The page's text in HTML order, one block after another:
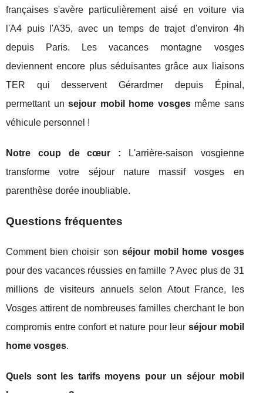
françaises s'avère particulièrement aisé en voiture via
l'A4 puis l'A35, avec un temps de trajet d'environ 4h
depuis Paris. Les vacances montagne vosges
deviennent encore plus séduisantes grâce aux liaisons
TER qui desservent Gérardmer depuis Épinal,
permettant unsejour mobil home vosgesmême sans
véhicule personnel !
Notre coup de cœur : L'arrière-saison vosgienne
transforme votre séjour nature massif vosges en
parenthèse dorée inoubliable.
Questions fréquentes
Comment bien choisir son séjour mobil home vosges
pour des vacances réussies en famille ? Avec plus de 31
millions de visiteurs annuels selon Atout France, les
Vosges attirent de nombreuses familles cherchant le bon
compromis entre confort et nature pour leurséjour mobil
home vosges.
Quels sont les tarifs moyens pour un séjour mobil